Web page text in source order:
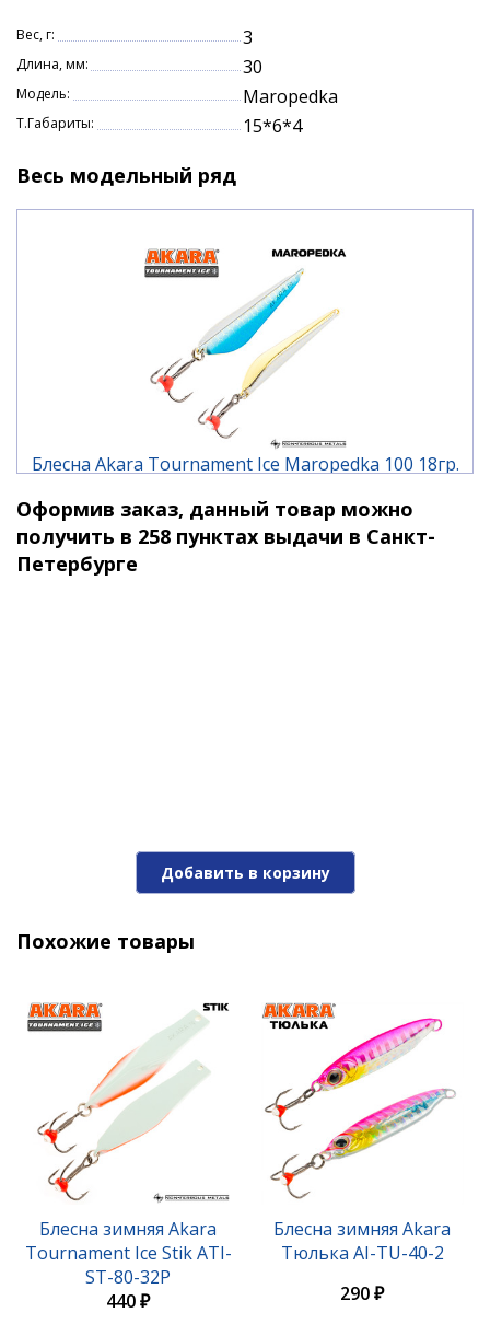
профессиональным спортсменам.
Характеристики:
Вес: 3 гр.
Вес, г: 3
Длина, мм: 30
Модель: Maropedka
Т.Габариты: 15*6*4
Весь модельный ряд
Блесна Akara Tournament Ice Maropedka 100 18гр.
480 ₽
Оформив заказ, данный товар можно
получить в 258 пунктах выдачи в Санкт-
Петербурге
Добавить в корзину
Похожие товары
Блесна зимняя Akara
Tournament Ice Stik ATI-
ST-80-32P
440 ₽
Блесна зимняя Akara
Тюлька AI-TU-40-2
290 ₽